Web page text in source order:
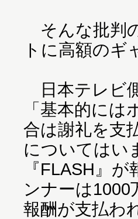
そんな批判
トに高額のギ
日本テレビ
「基本的に
合は謝礼を支
についてはい
『FLASH』
ンナーは1000
報酬が支払わ